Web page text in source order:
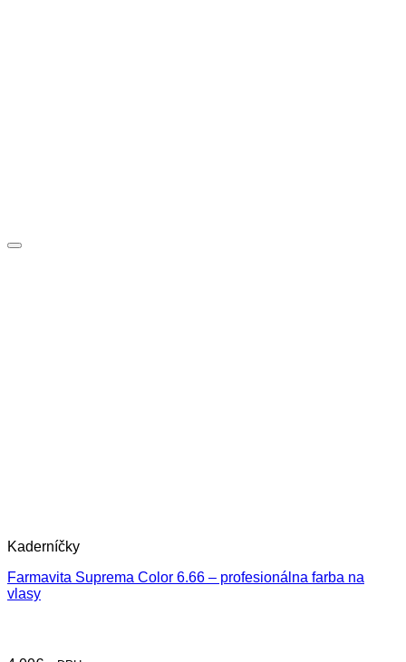
Kaderníčky
Farmavita Suprema Color 6.66 – profesionálna farba na
vlasy